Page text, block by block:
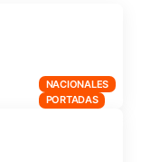
NACIONALES
PORTADAS